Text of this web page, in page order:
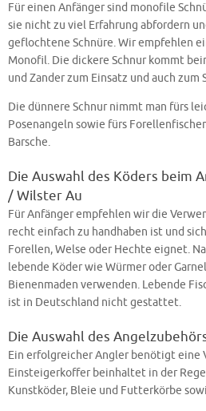
Für einen Anfänger sind monofile
sie nicht zu viel Erfahrung abfordern
geflochtene Schnüre. Wir empfehlen
Monofil. Die dickere Schnur kommt
und Zander zum Einsatz und auch
Die dünnere Schnur nimmt man fürs
Posenangeln sowie fürs
Barsche.
Die Auswahl des Köders beim
/ Wilster Au
Für Anfänger empfehlen wir die
recht einfach zu handhaben ist und
Forellen, Welse oder Hechte eignet.
lebende Köder wie Würmer oder
Bienenmaden verwenden. Lebende
ist in Deutschland nicht gestattet.
Die Auswahl des
Ein erfolgreicher Angler benötigt eine
Einsteigerkoffer beinhaltet in der
Kunstköder, Bleie und Futterkörbe